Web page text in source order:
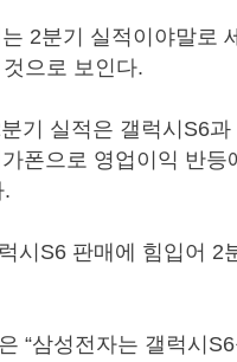
2분기 실적이야말로
으로 보인다.
기 실적은 갤럭시S6
폰으로 영업이익 반
.
시S6 판매에 힘입어 2
“삼성전자는 갤럭시